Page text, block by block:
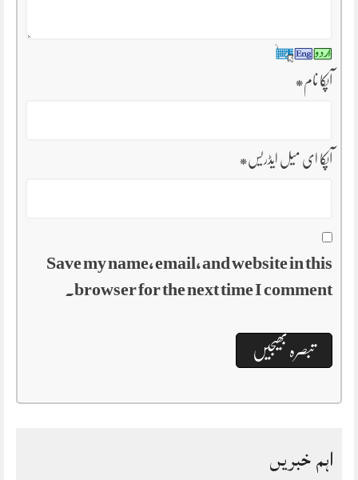
آپکا نام*
آپکا ای میل ایڈریس*
Save my name, email, and website in this
browser for the next time I comment.
اہم خبریں